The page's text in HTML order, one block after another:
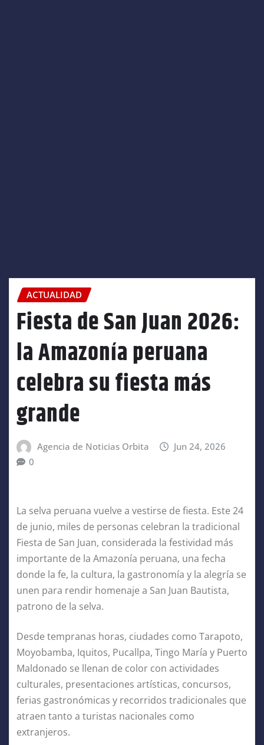
ACTUALIDAD
Fiesta de San Juan 2026:
la Amazonía peruana
celebra su fiesta más
grande
Agencia de Noticias Orbita
Jun 24, 2026
0
La selva peruana vuelve a vestirse de fiesta. Este 24
de junio, miles de personas celebran la tradicional
Fiesta de San Juan, considerada la festividad más
importante de la Amazonía peruana, una fecha
donde la fe, la cultura, la gastronomía y la alegría se
unen para rendir homenaje a San Juan Bautista,
patrono de la selva.
Desde tempranas horas, ciudades como Tarapoto,
Moyobamba, Iquitos, Pucallpa, Tingo María y Puerto
Maldonado se llenan de color con actividades
culturales, presentaciones artísticas, concursos,
ferias gastronómicas y recorridos tradicionales que
atraen tanto a turistas nacionales como
extranjeros.